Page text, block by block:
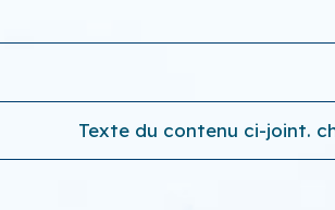
Texte du contenu ci-joint.